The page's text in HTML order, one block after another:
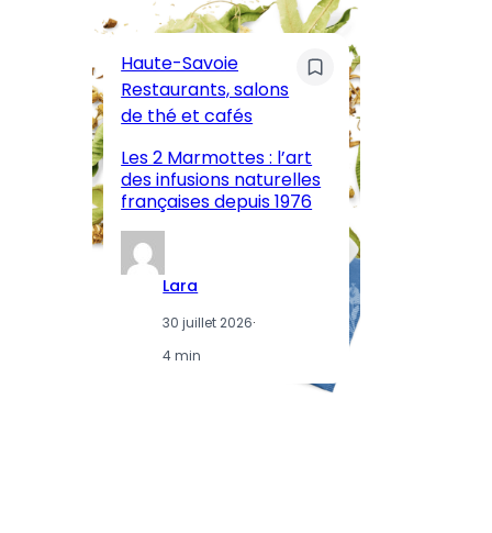
Haute-Savoie
Restaurants, salons
de thé et cafés
Les 2 Marmottes : l’art
des infusions naturelles
françaises depuis 1976
Lara
30 juillet 2026·
4 min